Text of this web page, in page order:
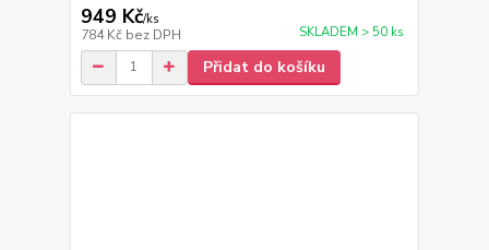
949 Kč/ks
784 Kč bez DPH SKLADEM > 50 ks
Přidat do košíku